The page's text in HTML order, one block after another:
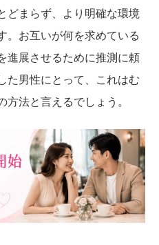
どまらず、より明確な環境
。お互いが何を求めている
進展させるために推測に頼
た男性にとって、これはむ
法と言えるでしょう。